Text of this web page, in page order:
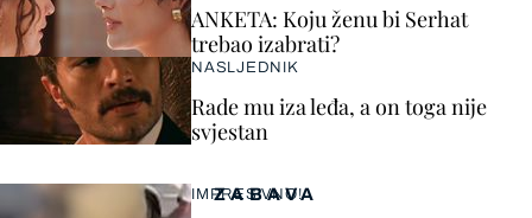
ZABAVA
IMPRESIVNO!
ANKETA: Koju ženu bi Serhat
trebao izabrati?
NASLJEDNIK
Rade mu iza leđa, a on toga nije
svjestan